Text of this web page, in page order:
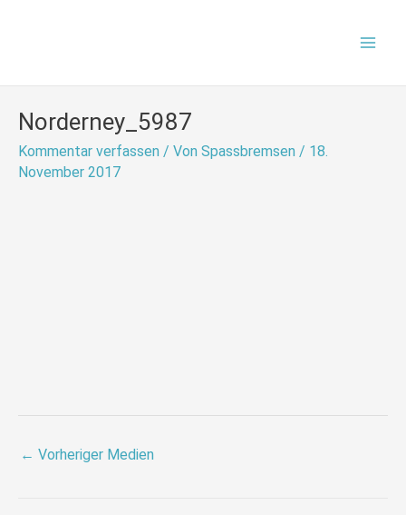
Norderney_5987
Kommentar verfassen / Von Spassbremsen / 18.
November 2017
← Vorheriger Medien